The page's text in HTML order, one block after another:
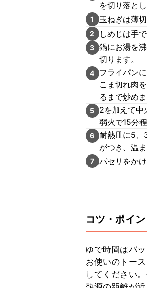
を切り落と
1 玉ねぎは薄切
2 しめじは手
3 鍋にお湯を
切ります。
4
フライパン
こま切れ肉
るまで炒めま
5
2を加えて中
弱火で15分
6 耐熱皿に5、
がつき、温
7 パセリをかけ
コツ・ポイン
ゆで時間はパ
お使いのトー
してください